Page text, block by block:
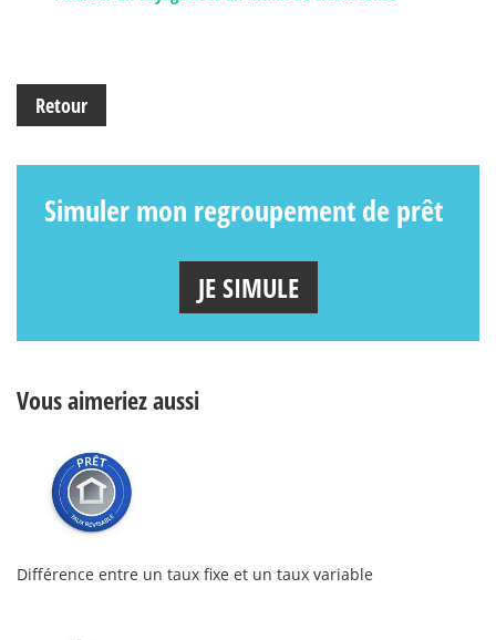
Retour
Simuler mon regroupement de prêt
JE SIMULE
Vous aimeriez aussi
Différence entre un taux fixe et un taux variable